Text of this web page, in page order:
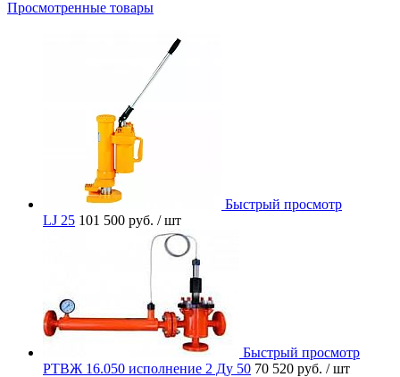
Просмотренные товары
Быстрый просмотр
LJ 25 101 500 руб. / шт
Быстрый просмотр
РТВЖ 16.050 исполнение 2 Ду 50 70 520 руб. / шт